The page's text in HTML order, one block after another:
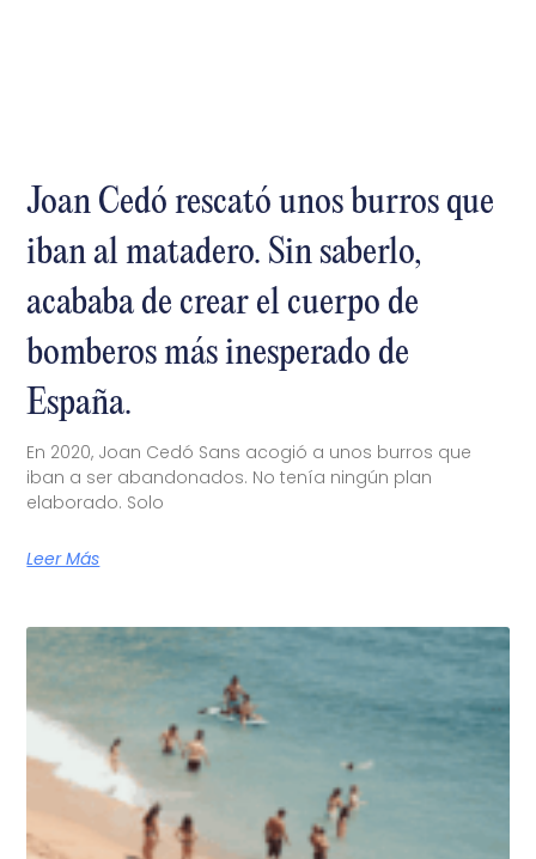
Joan Cedó rescató unos burros que
iban al matadero. Sin saberlo,
acababa de crear el cuerpo de
bomberos más inesperado de
España.
En 2020, Joan Cedó Sans acogió a unos burros que
iban a ser abandonados. No tenía ningún plan
elaborado. Solo
Leer Más